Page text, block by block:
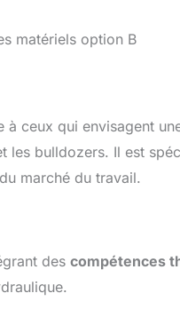
matériels option B
à ceux qui envisagent
les bulldozers. Il est
marché du travail.
des compétences